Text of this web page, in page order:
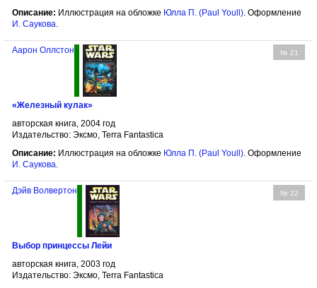
Описание: Иллюстрация на обложке Юлла П. (Paul Youll) . Оформление
И. Саукова
№ 21
Аарон Оллстон
«Железный кулак»
авторская книга, 2004 год
Издательство: Эксмо, Terra Fantastica
Описание: Иллюстрация на обложке Юлла П. (Paul Youll). Оформление
И. Саукова.
№ 22
Дэйв Волвертон
Выбор принцессы Лейи
авторская книга, 2003 год
Издательство: Эксмо, Terra Fantastica